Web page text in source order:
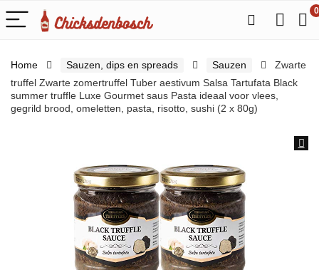
0
Home Sauzen, dips en spreads Sauzen
Zwarte
truffel Zwarte zomertruffel Tuber aestivum Salsa Tartufata Black
summer truffle Luxe Gourmet saus Pasta ideaal voor vlees,
gegrild brood, omeletten, pasta, risotto, sushi (2 x 80g)